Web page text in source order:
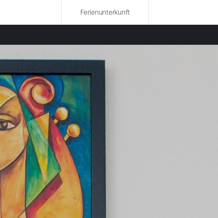
Ferienunterkunft